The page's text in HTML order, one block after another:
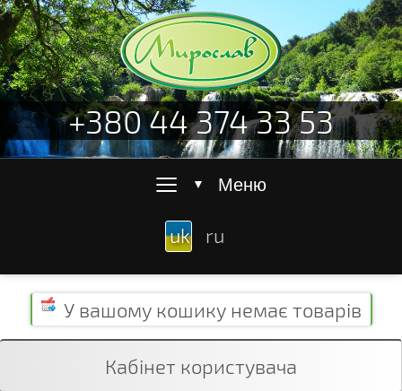
+380 44 374 33 53
≡ ▼ Меню
uk ru
У вашому кошику немає товарів
Кабінет користувача